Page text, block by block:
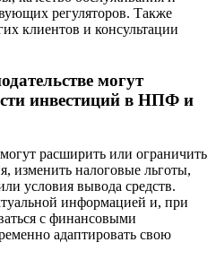
регуляторов. Также
клиентов и консультации
могут
инвестиций в НПФ и
расширить или ограничить
изменить налоговые льготы,
условия вывода средств.
информацией и, при
с финансовыми
адаптировать свою